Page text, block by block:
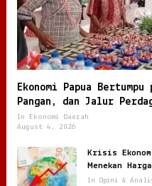
Ekonomi Papua Bertumpu
Pangan, dan Jalur
In Ekonomi Daerah
August 4, 2026
Krisis
Menekan
dan Daya Beli
In Opini &